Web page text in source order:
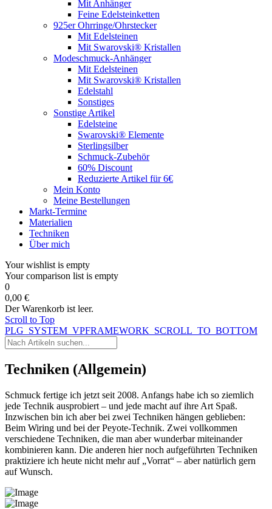
Mit Anhänger
Feine Edelsteinketten
925er Ohrringe/Ohrstecker
Mit Edelsteinen
Mit Swarovski® Kristallen
Modeschmuck-Anhänger
Mit Edelsteinen
Mit Swarovski® Kristallen
Edelstahl
Sonstiges
Sonstige Artikel
Edelsteine
Swarovski® Elemente
Sterlingsilber
Schmuck-Zubehör
60% Discount
Reduzierte Artikel für 6€
Mein Konto
Meine Bestellungen
Markt-Termine
Materialien
Techniken
Über mich
Your wishlist is empty
Your comparison list is empty
0
0,00 €
Der Warenkorb ist leer.
Scroll to Top
PLG_SYSTEM_VPFRAMEWORK_SCROLL_TO_BOTTOM
Techniken (Allgemein)
Schmuck fertige ich jetzt seit 2008. Anfangs habe ich so ziemlich
jede Technik ausprobiert – und jede macht auf ihre Art Spaß.
Inzwischen bin ich aber bei zwei Techniken hängen geblieben:
Beim Wiring und bei der Peyote-Technik. Zwei vollkommen
verschiedene Techniken, die man aber wunderbar miteinander
kombinieren kann. Die anderen hier noch aufgeführten Techniken
praktiziere ich heute nicht mehr auf „Vorrat“ – aber natürlich gern
auf Wunsch.